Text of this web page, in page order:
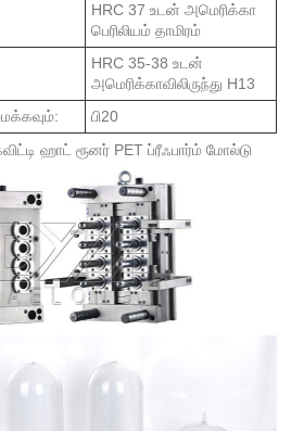
HRC 37 உடன் அமெரிக்கா
பெரிலியம் தாமிரம்
HRC 35-38 உடன்
அமெரிக்காவிலிருந்து H13
பி20
ஹாட் ரூனர் PET ப்ரீஃபார்ம் மோல்டு